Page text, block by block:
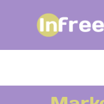
contenido